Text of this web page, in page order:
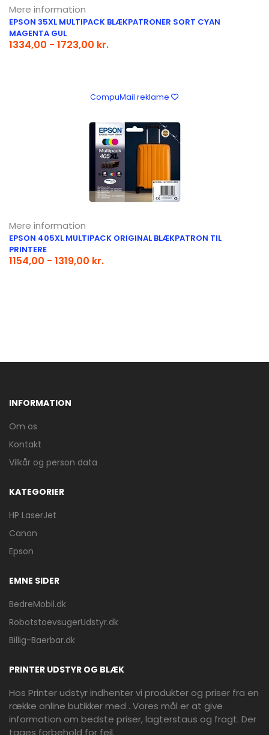
Mere information
EPSON 35XL MULTIPACK BLÆKPATRONER SORT CYAN
MAGENTA GUL
1334,00 - 1723,00 kr.
CompuMail reklame
Mere information
EPSON 405XL MULTIPACK ORIGINAL BLÆKPATRON TIL
PRINTERE
1154,00 - 1319,00 kr.
INFORMATION
Om os
Kontakt
Vilkår og person data
KATEGORIER
HP LaserJet
Canon
Epson
EMNE SIDER
BedreMobil.dk
RobotstoevsugerUdstyr.dk
Billig-Baerbar.dk
PRINTER UDSTYR OG BLÆK
Hos Printer udstyr indhenter vi produkter og priser fra en
række online butikker med . Vores mål er at give
information om bedste priser, lagterstaus og fragt. Der
tages forbehold for fejl.